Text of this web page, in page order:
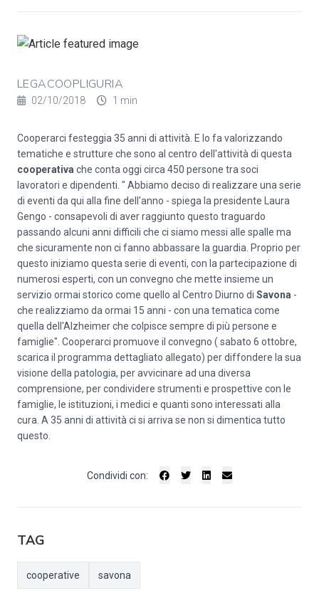
LEGACOOPLIGURIA
02/10/2018 1 min
Cooperarci festeggia 35 anni di attività. E lo fa valorizzando
tematiche e strutture che sono al centro dell'attività di questa
cooperativa che conta oggi circa 450 persone tra soci
lavoratori e dipendenti. " Abbiamo deciso di realizzare una serie
di eventi da qui alla fine dell'anno - spiega la presidente Laura
Gengo - consapevoli di aver raggiunto questo traguardo
passando alcuni anni difficili che ci siamo messi alle spalle ma
che sicuramente non ci fanno abbassare la guardia. Proprio per
questo iniziamo questa serie di eventi, con la partecipazione di
numerosi esperti, con un convegno che mette insieme un
servizio ormai storico come quello al Centro Diurno di Savona -
che realizziamo da ormai 15 anni - con una tematica come
quella dell'Alzheimer che colpisce sempre di più persone e
famiglie". Cooperarci promuove il convegno ( sabato 6 ottobre,
scarica il programma dettagliato allegato) per diffondere la sua
visione della patologia, per avvicinare ad una diversa
comprensione, per condividere strumenti e prospettive con le
famiglie, le istituzioni, i medici e quanti sono interessati alla
cura. A 35 anni di attività ci si arriva se non si dimentica tutto
questo.
Condividi con:
TAG
cooperative savona